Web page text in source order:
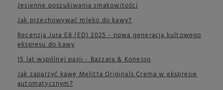
Jesienne poszukiwania smakowitości
Jak przechowywać mleko do kawy?
Recenzja Jura E8 (ED) 2025 - nowa generacja kultowego
ekspresu do kawy
15 lat wspólnej pasji - Bazzara & Konesso
Jak zaparzyć kawę Melitta Originals Crema w ekspresie
automatycznym?